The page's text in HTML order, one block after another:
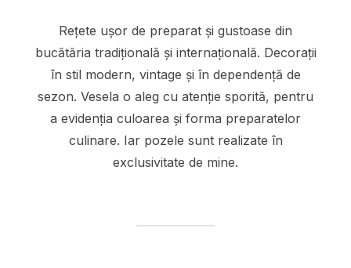
Rețete ușor de preparat și gustoase din
bucătăria tradițională și internațională. Decorații
în stil modern, vintage și în dependență de
sezon. Vesela o aleg cu atenție sporită, pentru
a evidenția culoarea și forma preparatelor
culinare. Iar pozele sunt realizate în
exclusivitate de mine.